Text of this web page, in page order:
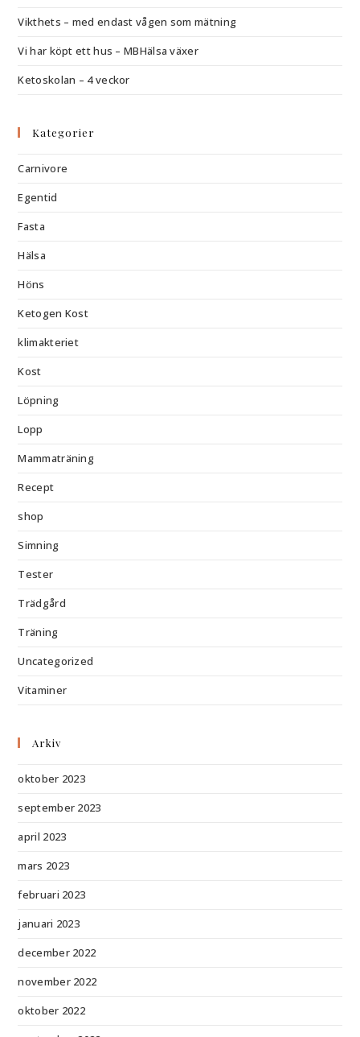
Vikthets – med endast vågen som mätning
Vi har köpt ett hus – MBHälsa växer
Ketoskolan – 4 veckor
Kategorier
Carnivore
Egentid
Fasta
Hälsa
Höns
Ketogen Kost
klimakteriet
Kost
Löpning
Lopp
Mammaträning
Recept
shop
Simning
Tester
Trädgård
Träning
Uncategorized
Vitaminer
Arkiv
oktober 2023
september 2023
april 2023
mars 2023
februari 2023
januari 2023
december 2022
november 2022
oktober 2022